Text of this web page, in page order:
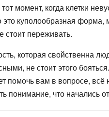
момент, когда клетки
это куполообразная
стоит переживать.
которая свойственна
не стоит этого
помочь вам в вопросе, всё
понимание, что начались